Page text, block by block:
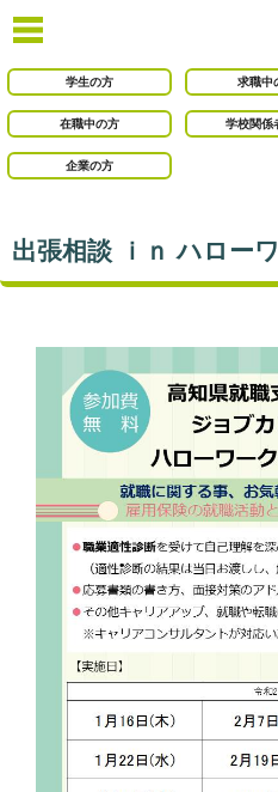
学生の方 求職中
在職中の方 学校関係
企業の方
出張相談 ｉｎ ハロー